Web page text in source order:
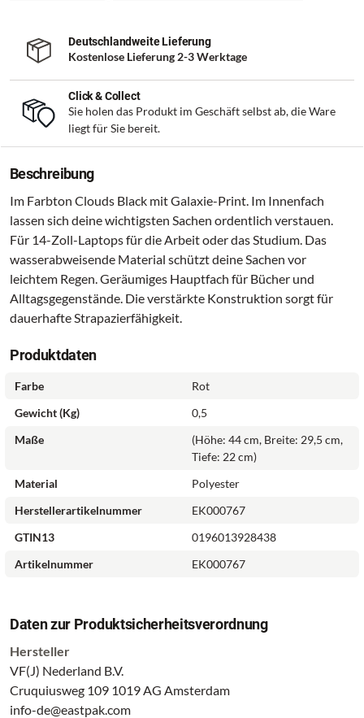
Deutschlandweite Lieferung
Kostenlose Lieferung 2-3 Werktage
Click & Collect
Sie holen das Produkt im Geschäft selbst ab, die Ware
liegt für Sie bereit.
Beschreibung
Im Farbton Clouds Black mit Galaxie-Print. Im Innenfach
lassen sich deine wichtigsten Sachen ordentlich verstauen.
Für 14-Zoll-Laptops für die Arbeit oder das Studium. Das
wasserabweisende Material schützt deine Sachen vor
leichtem Regen. Geräumiges Hauptfach für Bücher und
Alltagsgegenstände. Die verstärkte Konstruktion sorgt für
dauerhafte Strapazierfähigkeit.
Produktdaten
Farbe
Rot
Gewicht (kg)
0,5
Maße
(Höhe: 44 cm, Breite: 29,5 cm,
Tiefe: 22 cm)
Material
Polyester
Herstellerartikelnummer
EK000767
GTIN13
0196013928438
Artikelnummer
EK000767
Daten zur Produktsicherheitsverordnung
Hersteller
VF(J) Nederland B.V.
Cruquiusweg 109 1019 AG Amsterdam
info-de@eastpak.com